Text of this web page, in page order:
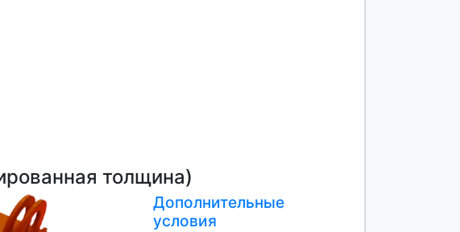
толщина)
Дополнительные
условия